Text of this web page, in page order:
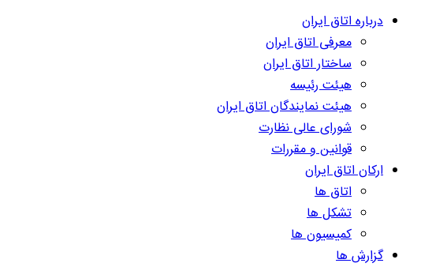
درباره اتاق ایران
معرفی اتاق ایران
ساختار اتاق ایران
هیئت رئیسه
هیئت نمایندگان اتاق ایران
شورای عالی نظارت
قوانین و مقررات
ارکان اتاق ایران
اتاق ها
تشکل ها
کمیسیون ها
گزارش ها